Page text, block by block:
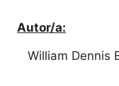
Autor/a:
William Dennis